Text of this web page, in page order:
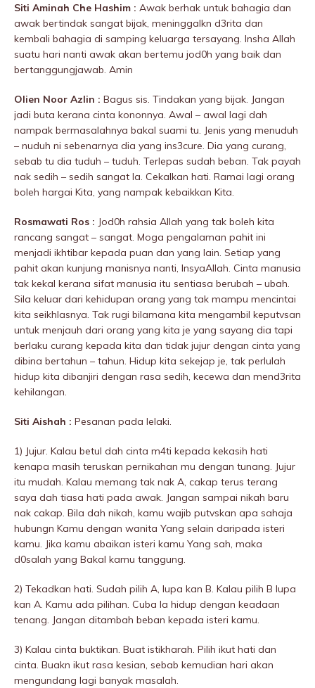
Siti Aminah Che Hashim : Awak berhak untuk bahagia dan
awak bertindak sangat bijak, meninggaIkn d3rita dan
kembali bahagia di samping keluarga tersayang. Insha Allah
suatu hari nanti awak akan bertemu jod0h yang baik dan
bertanggungjawab. Amin
Olien Noor Azlin : Bagus sis. Tindakan yang bijak. Jangan
jadi buta kerana cinta kononnya. Awal – awal lagi dah
nampak bermasalahnya bakal suami tu. Jenis yang menuduh
– nuduh ni sebenarnya dia yang ins3cure. Dia yang curang,
sebab tu dia tuduh – tuduh. Terlepas sudah beban. Tak payah
nak sedih – sedih sangat la. Cekalkan hati. Ramai lagi orang
boleh hargai Kita, yang nampak kebaikkan Kita.
Rosmawati Ros : Jod0h rahsia Allah yang tak boleh kita
rancang sangat – sangat. Moga pengalaman pahit ini
menjadi ikhtibar kepada puan dan yang lain. Setiap yang
pahit akan kunjung manisnya nanti, InsyaAllah. Cinta manusia
tak kekal kerana sifat manusia itu sentiasa berubah – ubah.
Sila keluar dari kehidupan orang yang tak mampu mencintai
kita seikhlasnya. Tak rugi bilamana kita mengambil keputvsan
untuk menjauh dari orang yang kita je yang sayang dia tapi
berlaku curang kepada kita dan tidak jujur dengan cinta yang
dibina bertahun – tahun. Hidup kita sekejap je, tak perlulah
hidup kita dibanjiri dengan rasa sedih, kecewa dan mend3rita
kehilangan.
Siti Aishah : Pesanan pada lelaki.
1) Jujur. Kalau betul dah cinta m4ti kepada kekasih hati
kenapa masih teruskan pernikahan mu dengan tunang. Jujur
itu mudah. Kalau memang tak nak A, cakap terus terang
saya dah tiasa hati pada awak. Jangan sampai nikah baru
nak cakap. Bila dah nikah, kamu wajib putvskan apa sahaja
hubungn Kamu dengan wanita Yang selain daripada isteri
kamu. Jika kamu abaikan isteri kamu Yang sah, maka
d0salah yang Bakal kamu tanggung.
2) Tekadkan hati. Sudah pilih A, lupa kan B. Kalau pilih B lupa
kan A. Kamu ada pilihan. Cuba la hidup dengan keadaan
tenang. Jangan ditambah beban kepada isteri kamu.
3) Kalau cinta buktikan. Buat istikharah. Pilih ikut hati dan
cinta. Buakn ikut rasa kesian, sebab kemudian hari akan
mengundang lagi banyak masalah.